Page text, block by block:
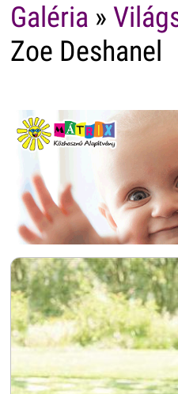
Galéria »
Zoe Deshanel